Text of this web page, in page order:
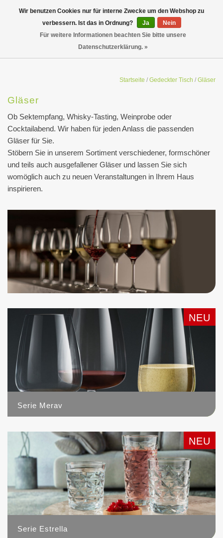
Startseite / Gedeckter Tisch / Gläser
Gläser
Ob Sektempfang, Whisky-Tasting, Weinprobe oder
Cocktailabend. Wir haben für jeden Anlass die passenden
Gläser für Sie.
Stöbern Sie in unserem Sortiment verschiedener, formschöner
und teils auch ausgefallener Gläser und lassen Sie sich
womöglich auch zu neuen Veranstaltungen in Ihrem Haus
inspirieren.
Serie Merav
NEU
Serie Estrella
NEU
Wir benutzen Cookies nur für interne Zwecke um den Webshop zu
verbessern. Ist das in Ordnung?
Ja
Nein
Für weitere Informationen beachten Sie bitte unsere
Datenschutzerklärung. »